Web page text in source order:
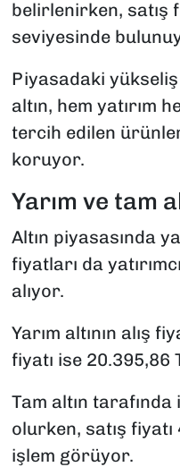
belirlenirken, satış
seviyesinde
Piyasadaki
altın, hem yatırım
tercih edilen
koruyor.
Yarım ve tam
Altın piyasasında
fiyatları da
alıyor.
Yarım altının alış
fiyatı ise
Tam altın tarafında
olurken, satış
işlem görüyor.